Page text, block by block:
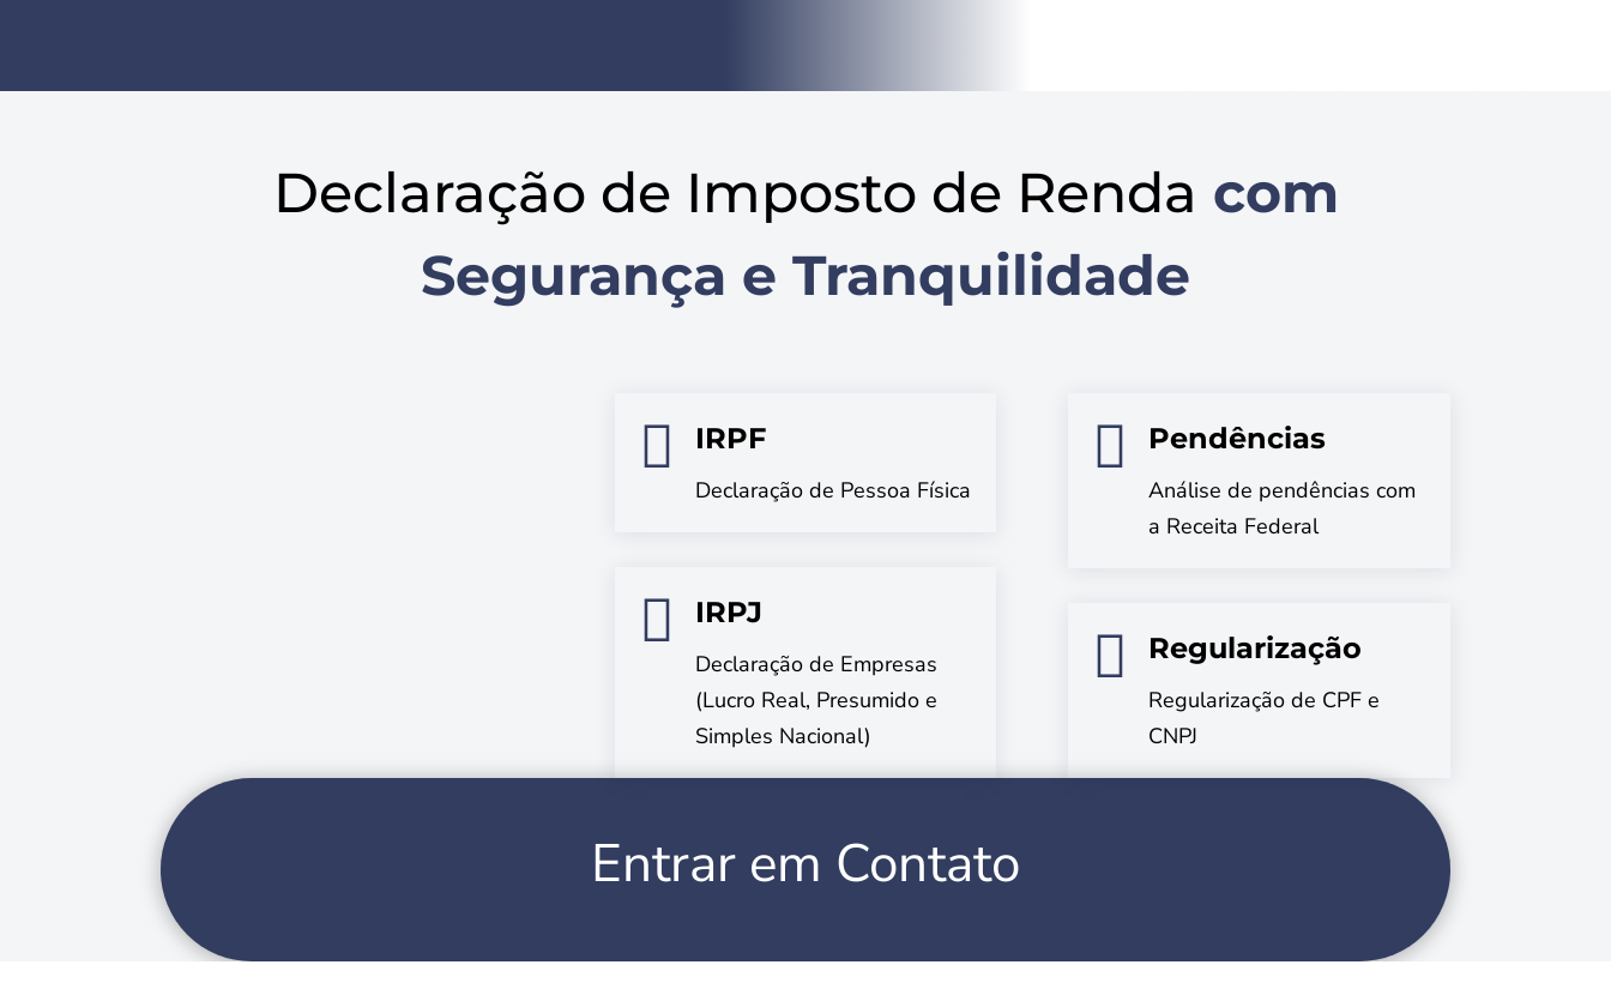
Declaração de Imposto de Renda com
Segurança e Tranquilidade
 IRPF
Declaração de Pessoa Física
 IRPJ
Declaração de Empresas
(Lucro Real, Presumido e
Simples Nacional)
 Pendências
Análise de pendências com
a Receita Federal
 Regularização
Regularização de CPF e
CNPJ
Entrar em Contato